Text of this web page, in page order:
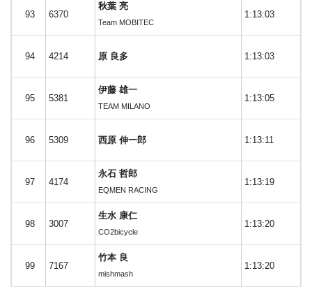
93 6370
秋葉 亮
Team MOBITEC
1:13:03
94 4214 原 良多 1:13:03
95 5381
伊藤 雄一
TEAM MILANO
1:13:05
96 5309 西原 伸一郎 1:13:11
97 4174
永石 哲郎
EQMEN RACING
1:13:19
98 3007
生水 康仁
CO2bicycle
1:13:20
99 7167
竹本 良
mishmash
1:13:20